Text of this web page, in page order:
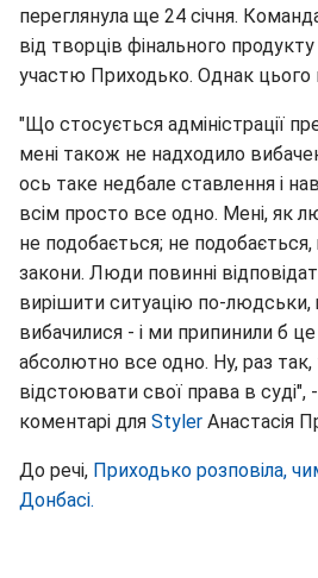
переглянула ще 24 січня.
від творців фінального
участю Приходько. Однак цього
"Що стосується адміністрації
мені також не надходило
ось таке недбале ставлення і
всім просто все одно. Мені, як
не подобається; не
закони. Люди повинні
вирішити ситуацію по-
вибачилися - і ми припинили б
абсолютно все одно. Ну, раз так,
відстоювати свої права в суді",
коментарі для Styler Анастасія
До речі, Приходько розповіла,
Донбасі.